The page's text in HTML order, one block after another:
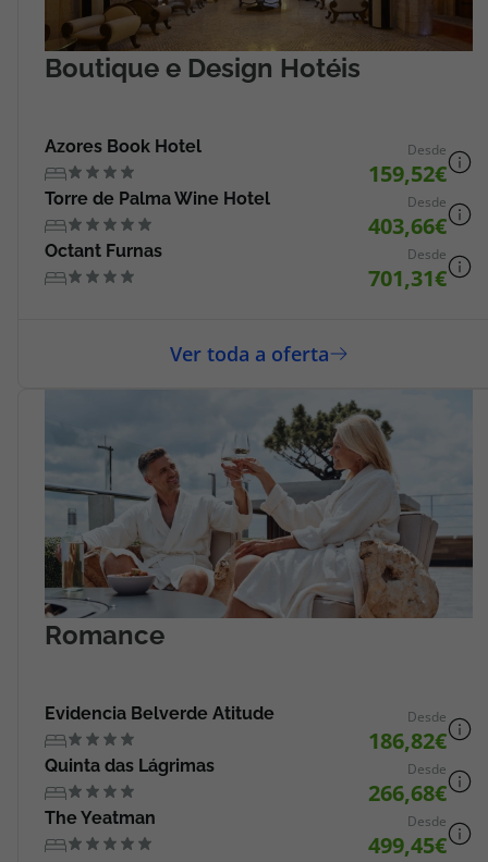
Boutique e Design Hotéis
Azores Book Hotel Desde
159,52
Torre de Palma Wine Hotel Desde
403,66
Octant Furnas Desde
701,31
Romance
Evidencia Belverde Atitude Desde
186,82
Quinta das Lágrimas Desde
266,68
The Yeatman Desde
499,45